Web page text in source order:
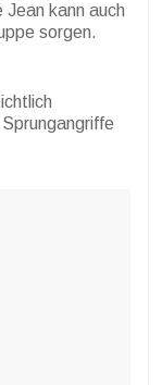
kann auch
sorgen.